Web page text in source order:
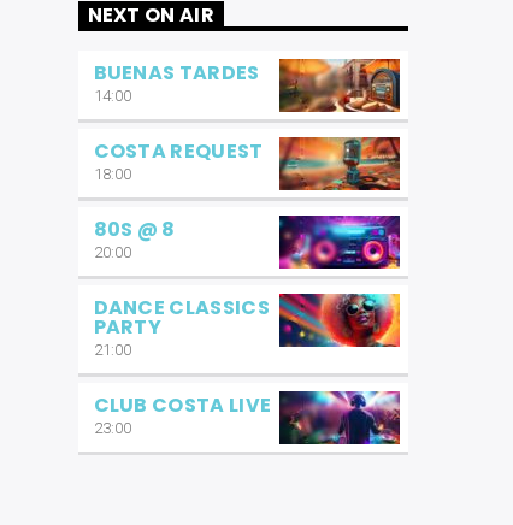
NEXT ON AIR
BUENAS TARDES
14:00
COSTA REQUEST
18:00
80S @ 8
20:00
DANCE CLASSICS
PARTY
21:00
CLUB COSTA LIVE
23:00